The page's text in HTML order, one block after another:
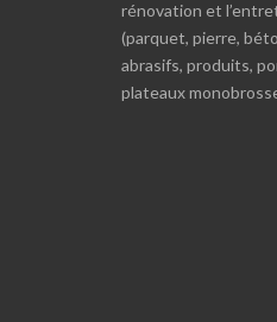
rénovation et
(parquet, pierre,
abrasifs, produits,
plateaux